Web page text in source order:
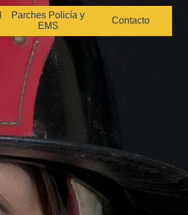
Parches Policía y
EMS
Contacto